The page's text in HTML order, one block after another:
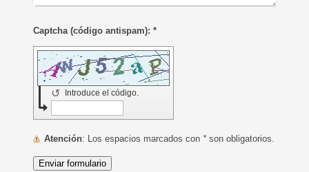
Captcha (código antispam): *
Introduce el código.
↺
Atención : Los espacios marcados con *son obligatorios.